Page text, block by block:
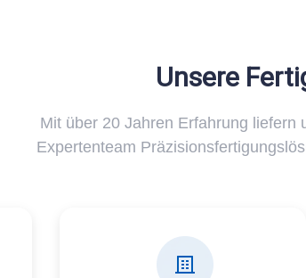
Unsere
Mit über 20 Jahren Erfahrung liefern
Expertenteam